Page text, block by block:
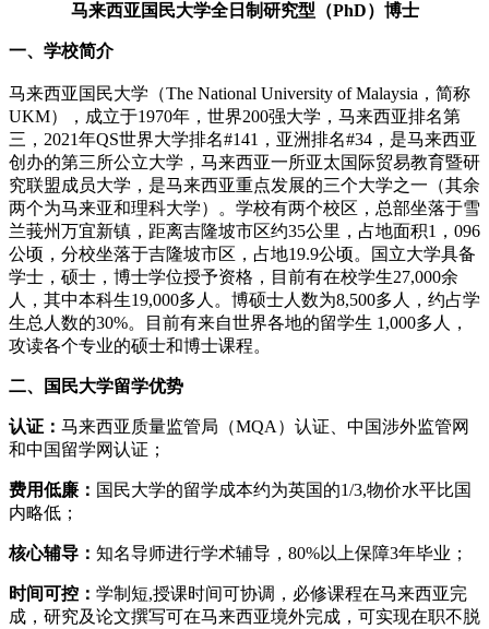
马来西亚国民大学全日制研究型（PhD）博士
一、学校简介
马来西亚国民大学（The National University of Malaysia，简称
UKM），成立于1970年，世界200强大学，马来西亚排名第
三，2021年QS世界大学排名#141，亚洲排名#34，是马来西亚
创办的第三所公立大学，马来西亚一所亚太国际贸易教育暨研
究联盟成员大学，是马来西亚重点发展的三个大学之一（其余
两个为马来亚和理科大学）。学校有两个校区，总部坐落于雪
兰莪州万宜新镇，距离吉隆坡市区约35公里，占地面积1，096
公顷，分校坐落于吉隆坡市区，占地19.9公顷。国立大学具备
学士，硕士，博士学位授予资格，目前有在校学生27,000余
人，其中本科生19,000多人。博硕士人数为8,500多人，约占学
生总人数的30%。目前有来自世界各地的留学生 1,000多人，
攻读各个专业的硕士和博士课程。
二、国民大学留学优势
认证： 马来西亚质量监管局（MQA）认证、中国涉外监管网
和中国留学网认证；
费用低廉： 国民大学的留学成本约为英国的1/3,物价水平比国
内略低；
核心辅导： 知名导师进行学术辅导，80%以上保障3年毕业；
时间可控： 学制短,授课时间可协调，必修课程在马来西亚完
成，研究及论文撰写可在马来西亚境外完成，可实现在职不脱